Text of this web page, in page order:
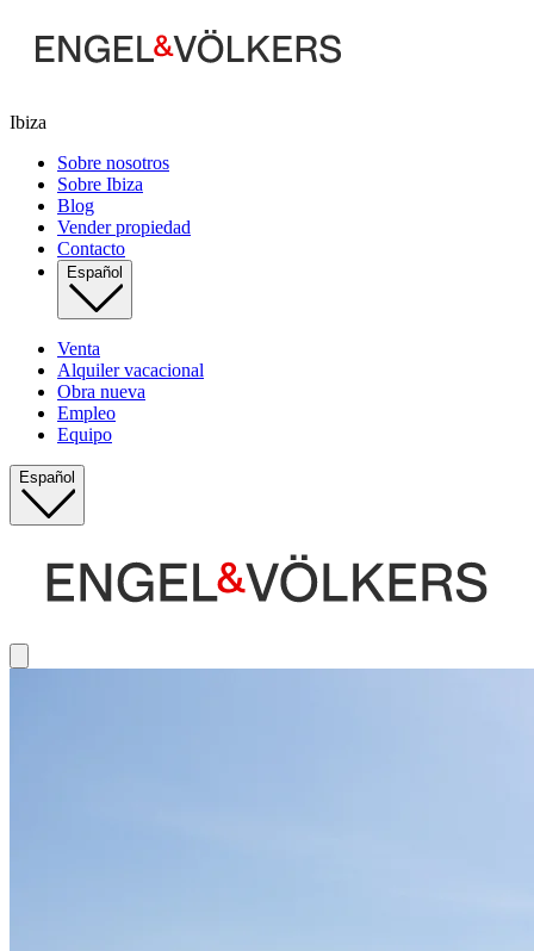
Ibiza
Sobre nosotros
Sobre Ibiza
Blog
Vender propiedad
Contacto
Español
Venta
Alquiler vacacional
Obra nueva
Empleo
Equipo
Español